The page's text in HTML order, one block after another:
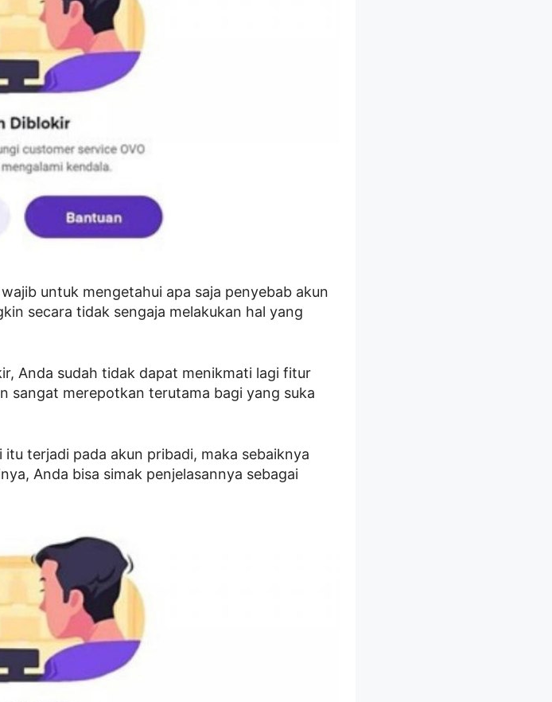
untuk mengetahui apa saja penyebab akun
secara tidak sengaja melakukan hal yang
Anda sudah tidak dapat menikmati lagi fitur
sangat merepotkan terutama bagi yang suka
terjadi pada akun pribadi, maka sebaiknya
Anda bisa simak penjelasannya sebagai